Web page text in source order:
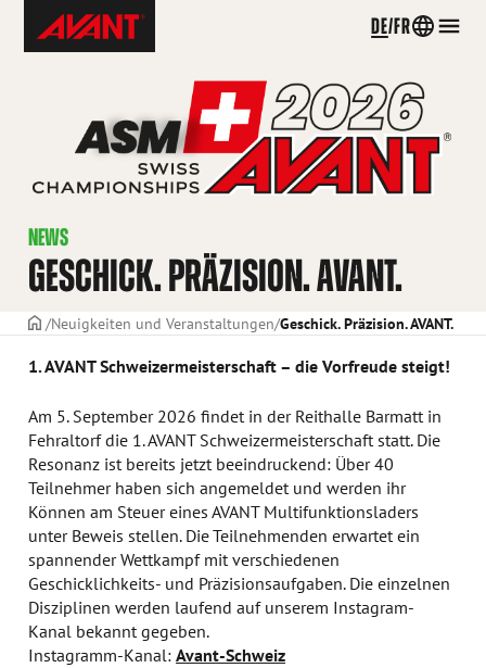
content
Avant
Tecno
Switzerland
DE FRCountry
NEWS
GESCHICK. PRÄZISION. AVANT.
TITELSEITE
Neuigkeiten und Veranstaltungen Geschick. Präzision. AVANT.
1. AVANT Schweizermeisterschaft – die Vorfreude steigt!
Am 5. September 2026 findet in der Reithalle Barmatt in
Fehraltorf die 1. AVANT Schweizermeisterschaft statt. Die
Resonanz ist bereits jetzt beeindruckend: Über 40
Teilnehmer haben sich angemeldet und werden ihr
Können am Steuer eines AVANT Multifunktionsladers
unter Beweis stellen. Die Teilnehmenden erwartet ein
spannender Wettkampf mit verschiedenen
Geschicklichkeits- und Präzisionsaufgaben. Die einzelnen
Disziplinen werden laufend auf unserem Instagram-
Kanal bekannt gegeben.
Instagramm-Kanal:Avant-Schweiz